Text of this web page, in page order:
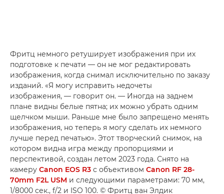
Фритц немного ретуширует изображения при их
подготовке к печати — он не мог редактировать
изображения, когда снимал исключительно по заказу
изданий. «Я могу исправить недочеты
изображения, — говорит он. — Иногда на заднем
плане видны белые пятна; их можно убрать одним
щелчком мыши. Раньше мне было запрещено менять
изображения, но теперь я могу сделать их немного
лучше перед печатью». Этот творческий снимок, на
котором видна игра между пропорциями и
перспективой, создан летом 2023 года. Снято на
камеру Canon EOS R3 с объективом Canon RF 28-
70mm F2L USM и следующими параметрами: 70 мм,
1/8000 сек., f/2 и ISO 100. © Фритц ван Элдик